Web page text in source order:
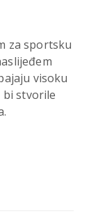
za sportsku
visoku
stvorile